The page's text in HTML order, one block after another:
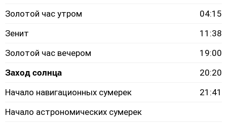
Золотой час утром
04:15
Зенит
11:38
Золотой час вечером
19:00
Заход солнца
20:20
Начало навигационных сумерек
21:41
Начало астрономических сумерек